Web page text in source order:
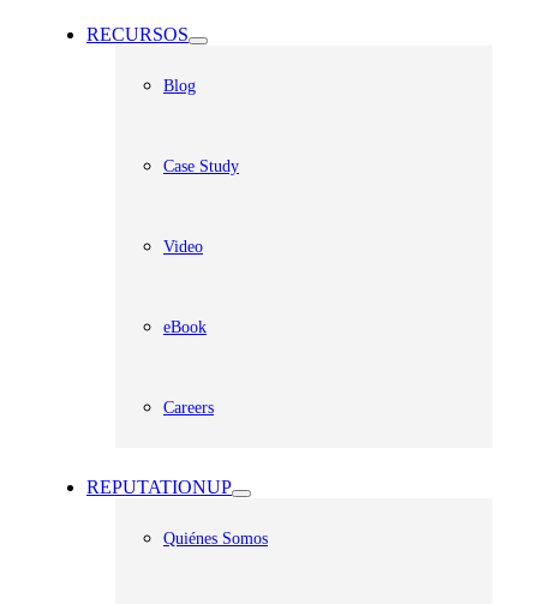
RECURSOS
Blog
Case Study
Video
eBook
Careers
REPUTATIONUP
Quiénes Somos